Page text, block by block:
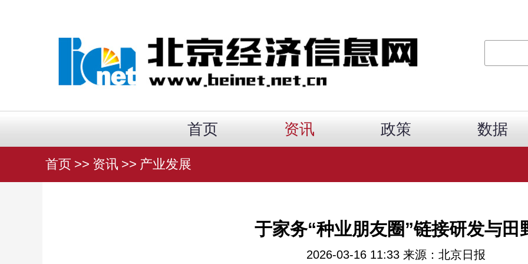
首页 资讯 政策 数据
首页 >> 资讯 >> 产业发展
于家务“种业朋友圈”链接研发与田
2026-03-16 11:33 来源：北京日报